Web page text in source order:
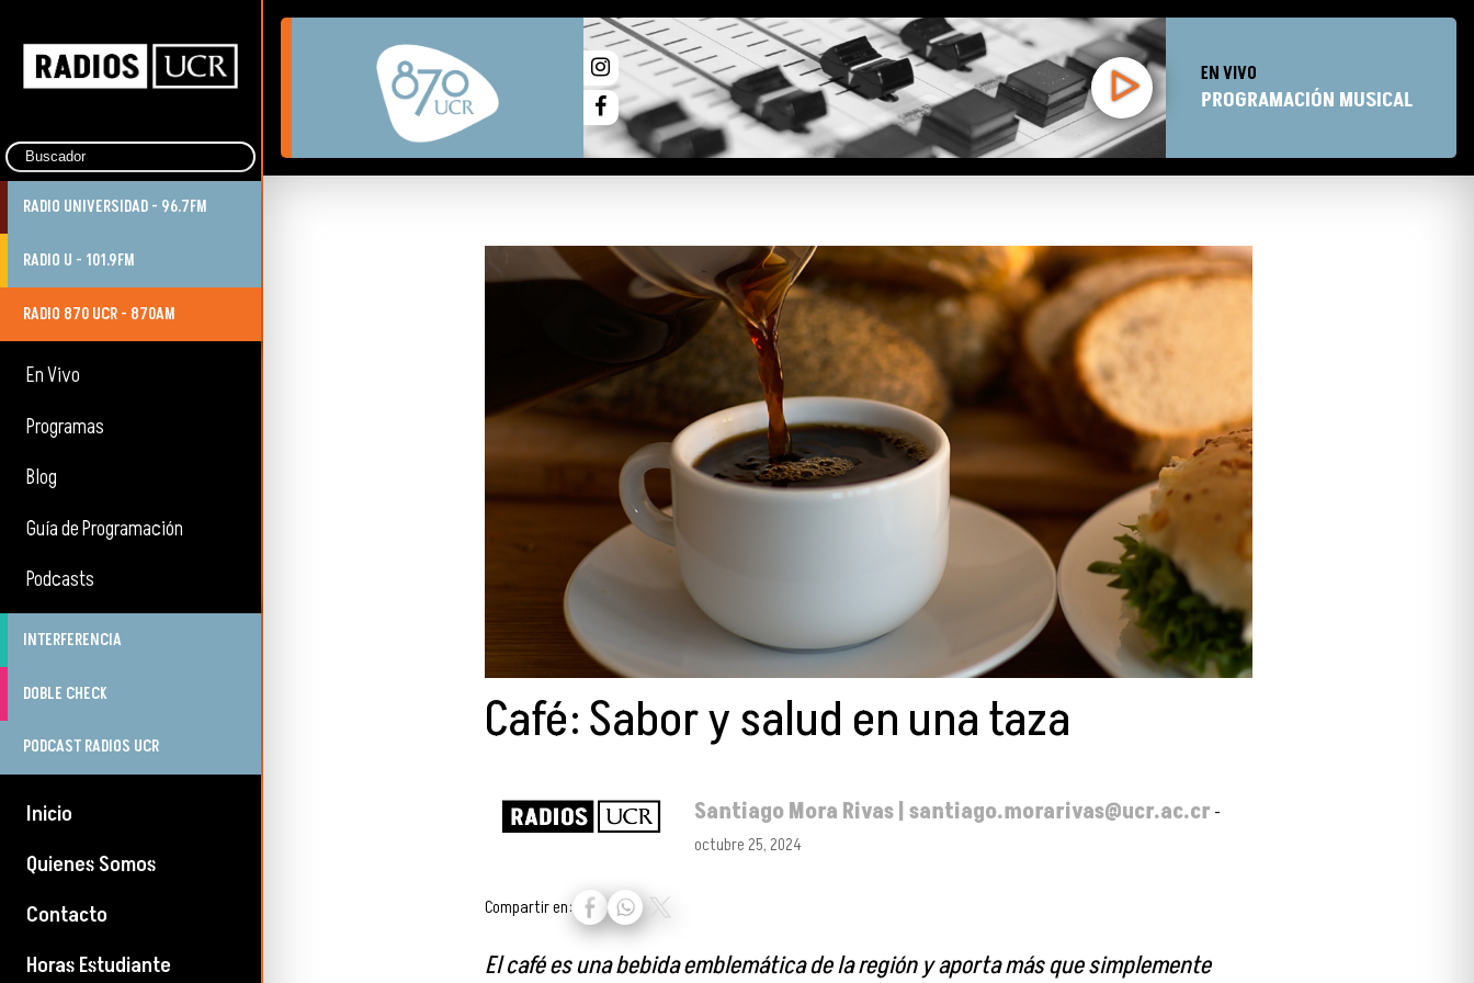
RADIO UNIVERSIDAD - 96.7FM
RADIO U - 101.9FM
RADIO 870 UCR - 870AM
En Vivo
Programas
Blog
Guía de Programación
Podcasts
INTERFERENCIA
DOBLE CHECK
PODCAST RADIOS UCR
Inicio
Quienes Somos
Contacto
Horas Estudiante
EN VIVO
PROGRAMACIÓN MUSICAL
Café: Sabor y salud en una taza
Santiago Mora Rivas | santiago.morarivas@ucr.ac.cr -
octubre 25, 2024
Compartir en:
El café es una bebida emblemática de la región y aporta más que simplemente